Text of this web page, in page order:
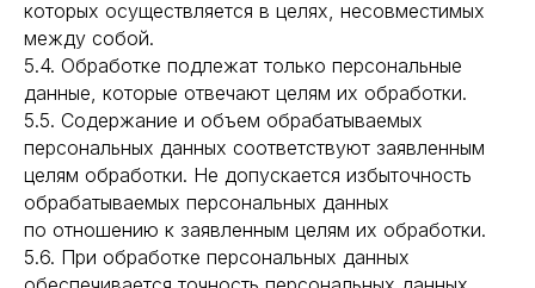
которых осуществляется в целях, несовместимых
между собой.
5.4. Обработке подлежат только персональные
данные, которые отвечают целям их обработки.
5.5. Содержание и объем обрабатываемых
персональных данных соответствуют заявленным
целям обработки. Не допускается избыточность
обрабатываемых персональных данных
по отношению к заявленным целям их обработки.
5.6. При обработке персональных данных